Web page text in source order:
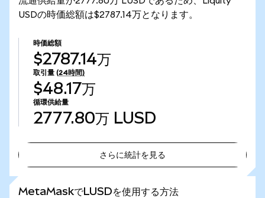
USDの時価総額は$2787.14万となります。
時価総額
$2787.14万
取引量 (24時間)
$48.17万
循環供給量
2777.80万 LUSD
さらに統計を見る
MetaMaskでLUSDを使用する方法